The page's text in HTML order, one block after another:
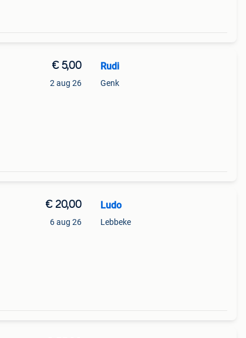
€ 5,00
2 aug 26
Rudi
Genk
€ 20,00
6 aug 26
Ludo
Lebbeke